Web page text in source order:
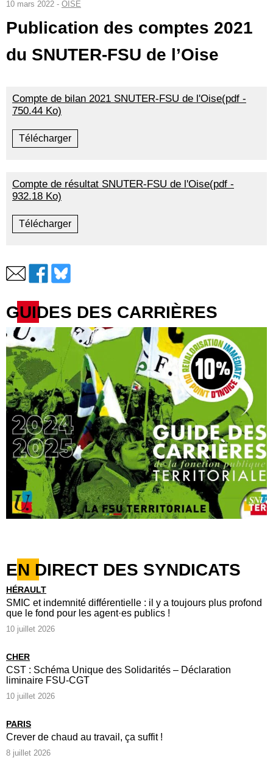
10 mars 2022 - OISE
Publication des comptes 2021
du SNUTER-FSU de l’Oise
Compte de bilan 2021 SNUTER-FSU de l'Oise(pdf -
750.44 Ko)
Télécharger
Compte de résultat SNUTER-FSU de l'Oise(pdf -
932.18 Ko)
Télécharger
GUIDES DES CARRIÈRES
EN DIRECT DES SYNDICATS
HÉRAULT
SMIC et indemnité différentielle : il y a toujours plus profond
que le fond pour les agent·es publics !
10 juillet 2026
CHER
CST : Schéma Unique des Solidarités – Déclaration
liminaire FSU-CGT
10 juillet 2026
PARIS
Crever de chaud au travail, ça suffit !
8 juillet 2026